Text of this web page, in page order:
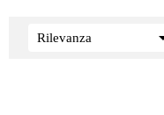
Rilevanza